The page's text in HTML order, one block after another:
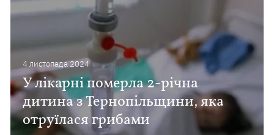
4 листопада 2024
У лікарні померла 2-річна
дитина з Тернопільщини, яка
отруїлася грибами